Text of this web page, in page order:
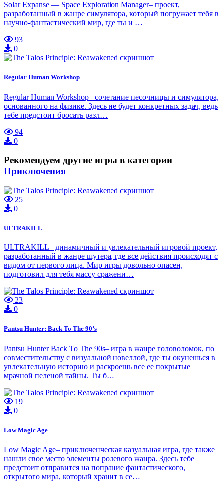
Solar Expanse — Space Exploration Manager– проект,
разработанный в жанре симулятора, который погружает тебя в
научно-фантастический мир, где ты и …
93
0
Regular Human Workshop
Regular Human Workshop– сочетание песочницы и симулятора,
основанного на физике. Здесь не будет конкретных задач, ведь
тебе предстоит бросать разл…
94
0
Рекомендуем другие игры в категории
Приключения
25
0
ULTRAKILL
ULTRAKILL– динамичный и увлекательный игровой проект,
разработанный в жанре шутера, где все действия происходят с
видом от первого лица. Мир игры довольно опасен,
подготовил для тебя массу сражени…
23
0
Pantsu Hunter: Back To The 90’s
Pantsu Hunter Back To The 90s– игра в жанре головоломок, по
совместительству с визуальной новеллой, где ты окунешься в
увлекательную историю и раскроешь все ее покрытые
мрачной пеленой тайны. Ты б…
19
0
Low Magic Age
Low Magic Age– приключенческая казуальная игра, где также
нашли свое место элементы ролевого жанра. Здесь тебе
предстоит отправится на попрание фантастического,
открытого мира, который хранит в се…